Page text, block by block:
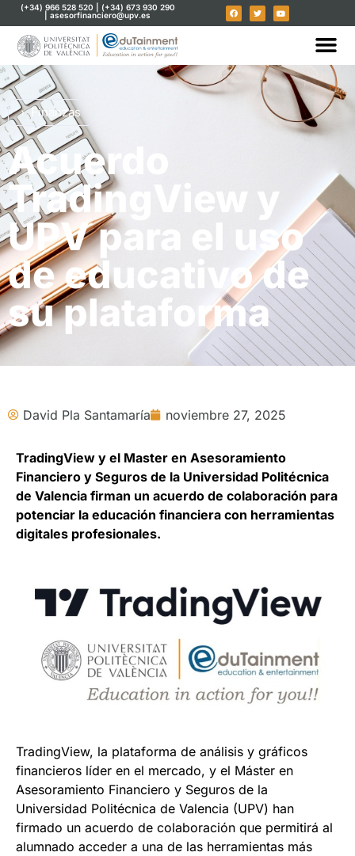
(+34) 966 528 520 | (+34) 673 930 290
| asesorfinanciero@upv.es
Finanzas
Acuerdo
TradingView y
UPV para el uso
de educativo de
su plataforma
David Pla Santamaría noviembre 27, 2025
TradingView y el Master en Asesoramiento
Financiero y Seguros de la Universidad Politécnica
de Valencia firman un acuerdo de colaboración para
potenciar la educación financiera con herramientas
digitales profesionales.
TradingView, la plataforma de análisis y gráficos
financieros líder en el mercado, y el Máster en
Asesoramiento Financiero y Seguros de la
Universidad Politécnica de Valencia (UPV) han
firmado un acuerdo de colaboración que permitirá al
alumnado acceder a una de las herramientas más